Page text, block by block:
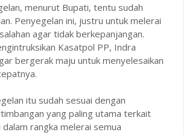
menurut Bupati, tentu sudah
Penyegelan ini, justru untuk melerai
agar tidak berkepanjangan.
Kasatpol PP, Indra
bergerak maju untuk menyelesaikan
itu sudah sesuai dengan
yang paling utama terkait
rangka melerai semua